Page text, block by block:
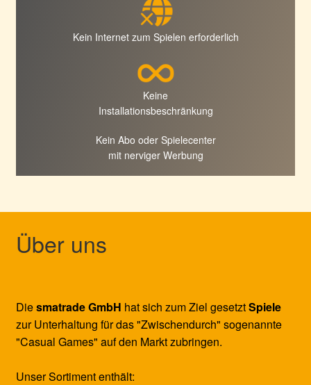
Kein Internet zum Spielen erforderlich
Keine
Installationsbeschränkung
Kein Abo oder Spielecenter
mit nerviger Werbung
Über uns
Diesmatrade GmbH hat sich zum Ziel gesetztSpiele
zur Unterhaltung für das "Zwischendurch" sogenannte
"Casual Games" auf den Markt zubringen.
Unser Sortiment enthält: